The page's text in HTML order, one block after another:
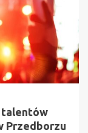
talentów
Przedborzu